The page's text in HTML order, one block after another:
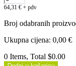
64,31 € + pdv
Broj odabranih
Ukupna cijena: 0,00 €
0 Items, Total $0.00